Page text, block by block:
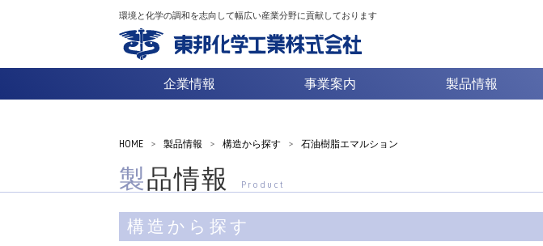
環境と化学の調和を志向して幅広い産業分野に貢献しております
企業情報 事業案内 製品情報
HOME > 製品情報 > 構造から探す > 石油樹脂エマルション
製品情報 Product
構造から探す